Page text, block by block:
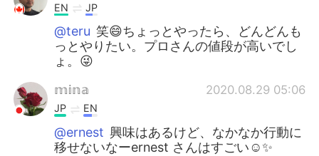
EN JP
@teru 笑😄ちょっとやったら、どんどんも
っとやりたい。プロさんの値段が高いでし
ょ。😜
𝕞𝕚𝕟𝕒 2020.08.29 05:06
JP EN
@ernest 興味はあるけど、なかなか行動に
移せないなーernest さんはすごい☺️✨